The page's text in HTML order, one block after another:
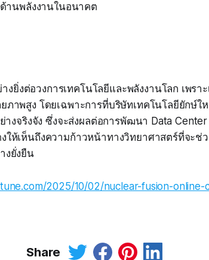
านพลังงานในอนาคต
ยิ่งต่อวงการเทคโนโลยีและพลังงานโลก เพรา
ภาพสูง โดยเฉพาะการที่บริษัทเทคโนโลยียักษ์ใ
างจริงจัง ซึ่งจะส่งผลต่อการพัฒนา Data
ให้เห็นถึงความก้าวหน้าทางวิทยาศาสตร์ที่จะช่
งยั่งยืน
2025/10/02/nuclear-fusion-online-
Share